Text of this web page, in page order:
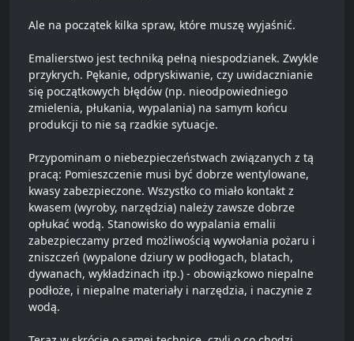
Ale na początek kilka spraw, które muszę wyjaśnić.
Emalierstwo jest techniką pełną niespodzianek. Zwykle
przykrych. Pękanie, odpryskiwanie, czy uwidacznianie
się początkowych błędów (np. nieodpowiedniego
zmielenia, płukania, wypalania) na samym końcu
produkcji to nie są rzadkie sytuacje.
Przypominam o niebezpieczeństwach związanych z tą
pracą: Pomieszczenie musi być dobrze wentylowane,
kwasy zabezpieczone. Wszystko co miało kontakt z
kwasem (wyroby, narzędzia) należy zawsze dobrze
opłukać wodą. Stanowisko do wypalania emalii
zabezpieczamy przed możliwością wywołania pożaru i
zniszczeń (wypalone dziury w podłogach, blatach,
dywanach, wykładzinach itp.) - obowiązkowo niepalne
podłoże, i niepalne materiały i narzędzia, i naczynie z
wodą.